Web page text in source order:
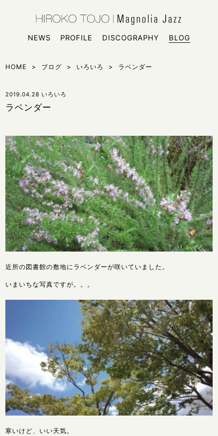
NEWS
PROFILE DISCOGRAPHY BLOG
HOME > ブログ > いろいろ > ラベンダー
2019.04.28 いろいろ
ラベンダー
近所の図書館の敷地にラベンダーが咲いていました。
いまいちな写真ですが。。。
寒いけど、いい天気。